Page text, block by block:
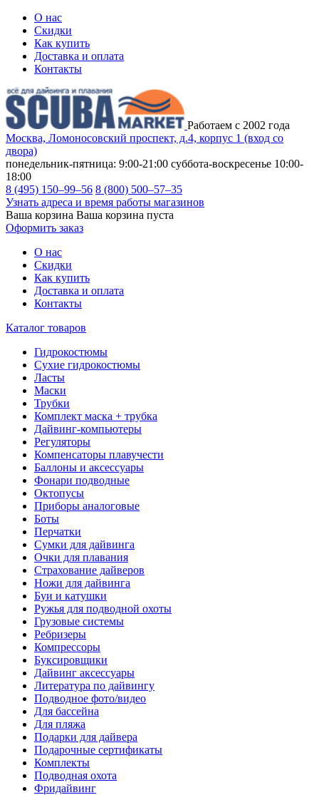
О нас
Скидки
Как купить
Доставка и оплата
Контакты
Работаем с 2002 года
Москва, Ломоносовский проспект, д.4, корпус 1 (вход со
двора)
понедельник-пятница: 9:00-21:00 суббота-воскресенье 10:00-
18:00
8 (495) 150–99–56 8 (800) 500–57–35
Узнать адреса и время работы магазинов
Ваша корзина Ваша корзина пуста
Оформить заказ
О нас
Скидки
Как купить
Доставка и оплата
Контакты
Каталог товаров
Гидрокостюмы
Сухие гидрокостюмы
Ласты
Маски
Трубки
Комплект маска + трубка
Дайвинг-компьютеры
Регуляторы
Компенсаторы плавучести
Баллоны и аксессуары
Фонари подводные
Октопусы
Приборы аналоговые
Боты
Перчатки
Сумки для дайвинга
Очки для плавания
Страхование дайверов
Ножи для дайвинга
Буи и катушки
Ружья для подводной охоты
Грузовые системы
Ребризеры
Компрессоры
Буксировщики
Дайвинг аксессуары
Литература по дайвингу
Подводное фото/видео
Для бассейна
Для пляжа
Подарки для дайвера
Подарочные сертификаты
Комплекты
Подводная охота
Фридайвинг